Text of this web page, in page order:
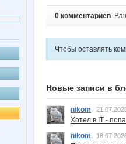
0 комментариев.
Чтобы оставлять
Новые записи в
nikom
Хотел в IT -
nikom